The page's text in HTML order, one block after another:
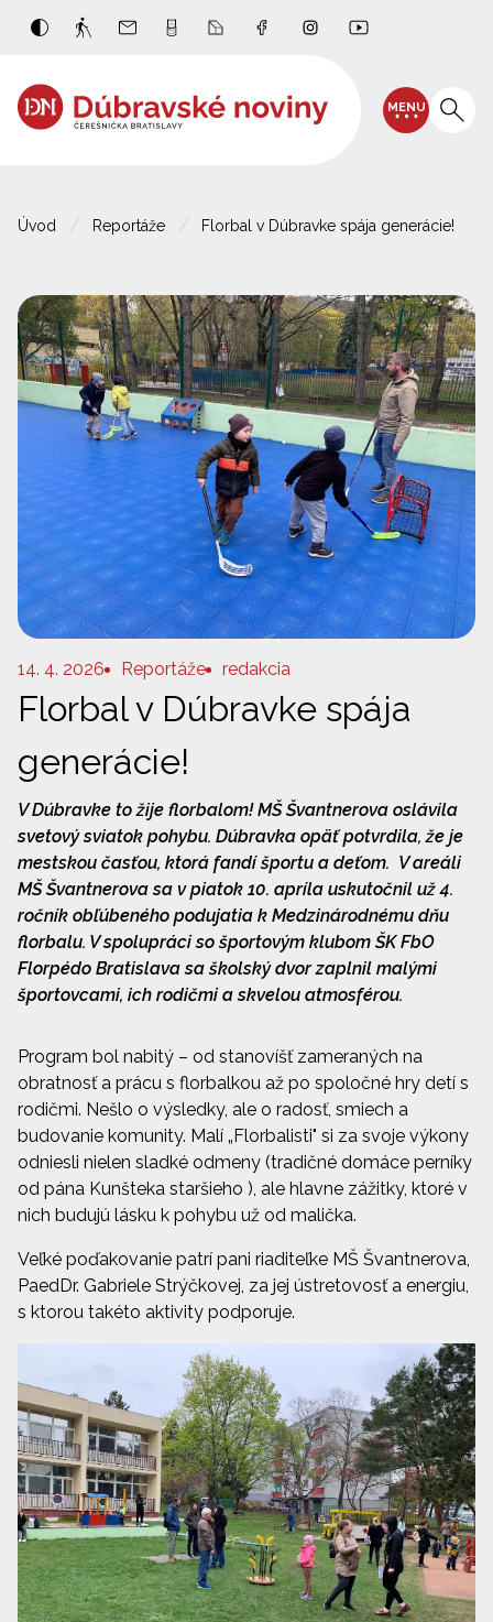
MENU
Úvod Reportáže Florbal v Dúbravke spája generácie!
14. 4. 2026 Reportáže redakcia
Florbal v Dúbravke spája
generácie!
V Dúbravke to žije florbalom! MŠ Švantnerova oslávila
svetový sviatok pohybu. Dúbravka opäť potvrdila, že je
mestskou časťou, ktorá fandí športu a deťom. V areáli
MŠ Švantnerova sa v piatok 10. apríla uskutočnil už 4.
ročník obľúbeného podujatia k Medzinárodnému dňu
florbalu. V spolupráci so športovým klubom ŠK FbO
Florpédo Bratislava sa školský dvor zaplnil malými
športovcami, ich rodičmi a skvelou atmosférou.
Program bol nabitý – od stanovíšť zameraných na
obratnosť a prácu s florbalkou až po spoločné hry detí s
rodičmi. Nešlo o výsledky, ale o radosť, smiech a
budovanie komunity. Malí „Florbalisti" si za svoje výkony
odniesli nielen sladké odmeny (tradičné domáce perníky
od pána Kunšteka staršieho ), ale hlavne zážitky, ktoré v
nich budujú lásku k pohybu už od malička.
Veľké poďakovanie patrí pani riaditeľke MŠ Švantnerova,
PaedDr. Gabriele Strýčkovej, za jej ústretovosť a energiu,
s ktorou takéto aktivity podporuje.